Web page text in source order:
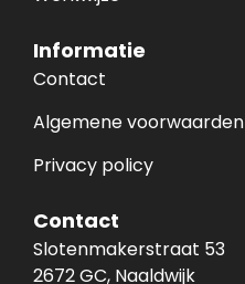
Informatie
Contact
Algemene voorwaarden
Privacy policy
Contact
Slotenmakerstraat 53
2672 GC, Naaldwijk